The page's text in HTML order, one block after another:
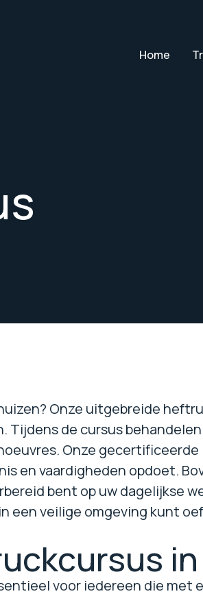
Home
Onze uitgebreide
de cursus
Onze
en vaardigheden opdoet.
bent op uw dagelijkse
een veilige omgeving kunt
voor iedereen die